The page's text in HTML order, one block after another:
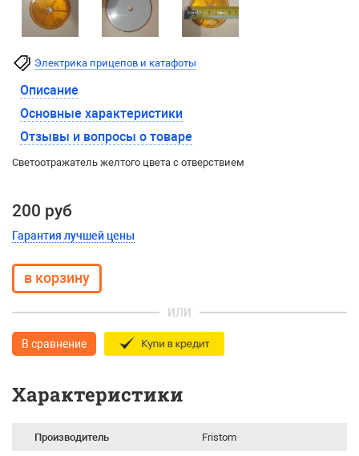
Электрика прицепов и катафоты
Описание
Основные характеристики
Отзывы и вопросы о товаре
Светоотражатель желтого цвета с отверствием
200 руб
Гарантия лучшей цены
ИЛИ
В сравнение
Характеристики
Производитель Fristom